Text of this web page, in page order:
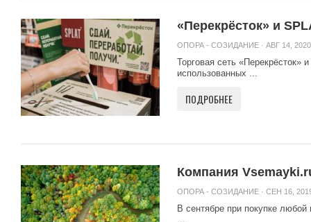
«Перекрёсток» и
ОПОРА - СОЗИДАНИЕ · АВГ 14, 2020
Торговая сеть «Перекрёсток»
использованных ...
ПОДРОБНЕЕ
Компания
ОПОРА - СОЗИДАНИЕ · СЕН 16,
В сентябре при покупке
...